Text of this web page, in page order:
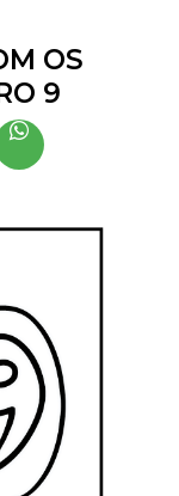
OS
9